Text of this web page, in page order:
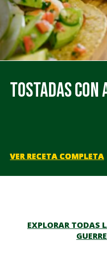
VER RECETA COMPLETA
VER RECETA COMPLETA
VER RECETA COMPLETA
VER RECETA COMPLETA
Tostadas con
VER RECETA COMPLETA
EXPLORAR TODAS